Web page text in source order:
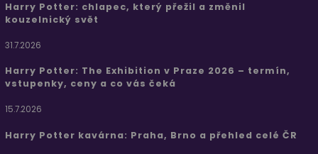
Harry Potter: chlapec, který přežil a změnil
kouzelnický svět
31.7.2026
Harry Potter: The Exhibition v Praze 2026 – termín,
vstupenky, ceny a co vás čeká
15.7.2026
Harry Potter kavárna: Praha, Brno a přehled celé ČR